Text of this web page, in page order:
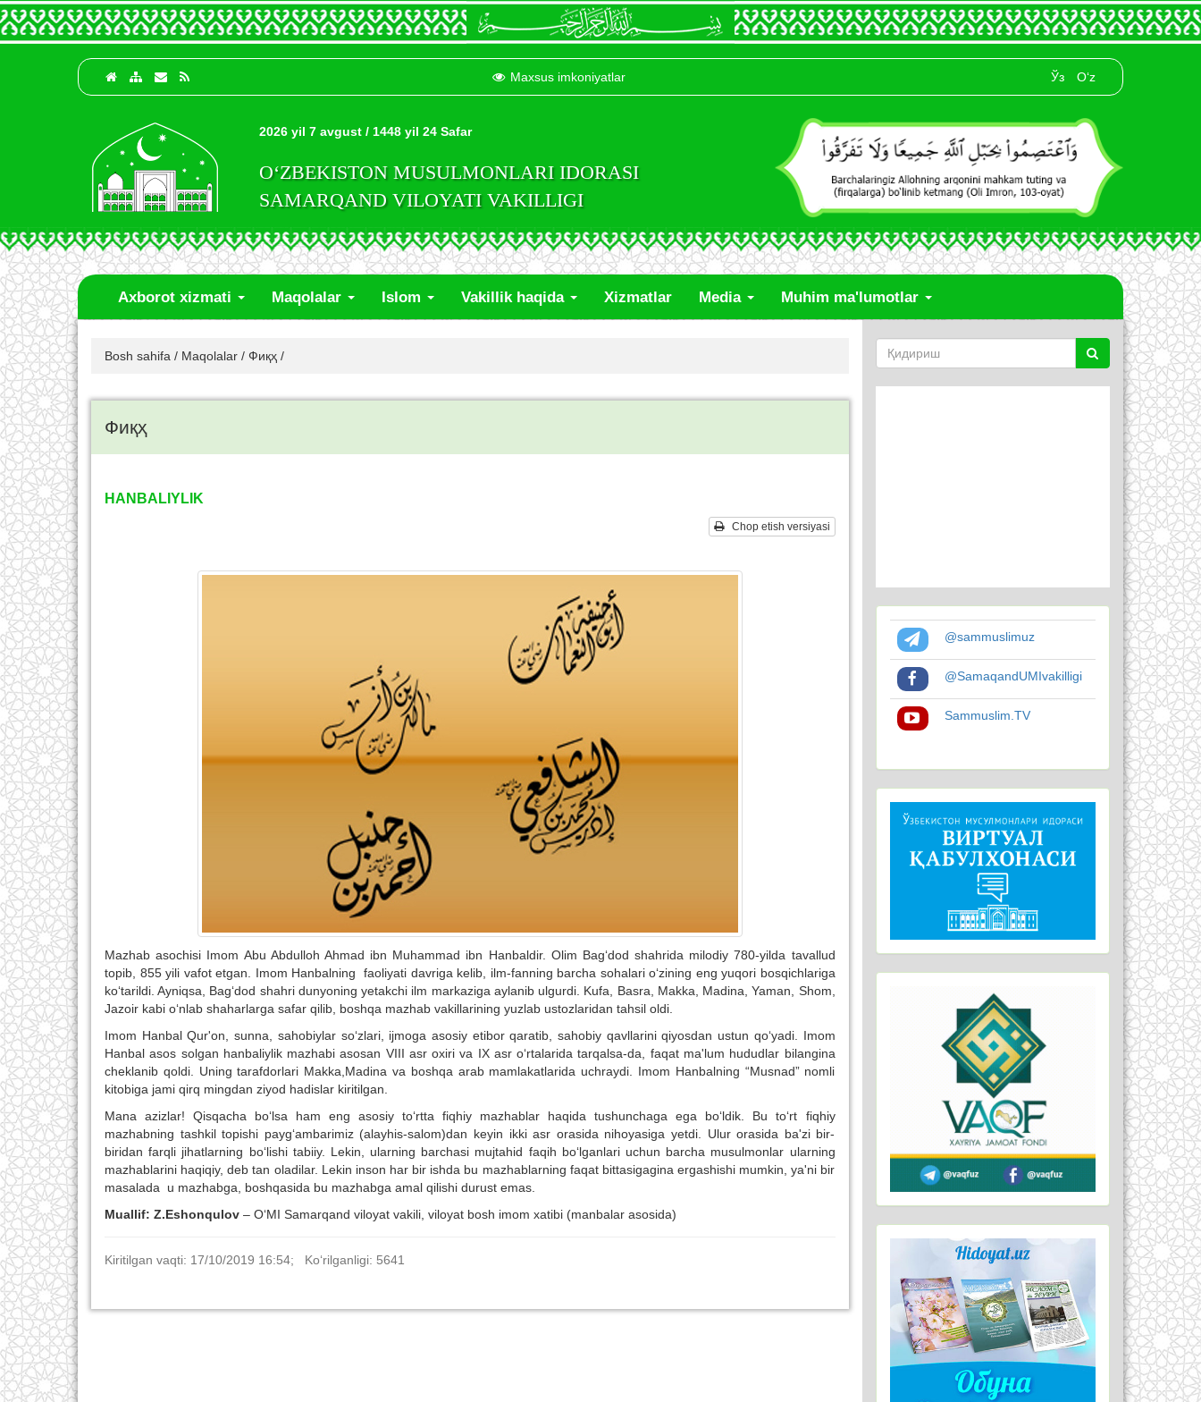
Maxsus imkoniyatlar Ўз O‘z
2026 yil 7 avgust / 1448 yil 24 Safar
O‘ZBEKISTON MUSULMONLARI IDORASI
SAMARQAND VILOYATI VAKILLIGI
Axborot xizmati Maqolalar Islom Vakillik haqida Xizmatlar Media Muhim ma'lumotlar
Bosh sahifa / Maqolalar / Фиқҳ /
Фиқҳ
HANBALIYLIK
Chop etish versiyasi
Mazhab asochisi Imom Abu Abdulloh Ahmad ibn Muhammad ibn Hanbaldir. Olim Bag‘dod shahrida milodiy 780-yilda tavallud
topib, 855 yili vafot etgan. Imom Hanbalning faoliyati davriga kelib, ilm-fanning barcha sohalari o‘zining eng yuqori bosqichlariga
ko‘tarildi. Ayniqsa, Bag‘dod shahri dunyoning yetakchi ilm markaziga aylanib ulgurdi. Kufa, Basra, Makka, Madina, Yaman, Shom,
Jazoir kabi o‘nlab shaharlarga safar qilib, boshqa mazhab vakillarining yuzlab ustozlaridan tahsil oldi.
Imom Hanbal Qur'on, sunna, sahobiylar so‘zlari, ijmoga asosiy etibor qaratib, sahobiy qavllarini qiyosdan ustun qo‘yadi. Imom
Hanbal asos solgan hanbaliylik mazhabi asosan VIII asr oxiri va IX asr o‘rtalarida tarqalsa-da, faqat ma'lum hududlar bilangina
cheklanib qoldi. Uning tarafdorlari Makka,Madina va boshqa arab mamlakatlarida uchraydi. Imom Hanbalning “Musnad” nomli
kitobiga jami qirq mingdan ziyod hadislar kiritilgan.
Mana azizlar! Qisqacha bo‘lsa ham eng asosiy to‘rtta fiqhiy mazhablar haqida tushunchaga ega bo‘ldik. Bu to‘rt fiqhiy
mazhabning tashkil topishi payg‘ambarimiz (alayhis-salom)dan keyin ikki asr orasida nihoyasiga yetdi. Ulur orasida ba'zi bir-
biridan farqli jihatlarning bo‘lishi tabiiy. Lekin, ularning barchasi mujtahid faqih bo‘lganlari uchun barcha musulmonlar ularning
mazhablarini haqiqiy, deb tan oladilar. Lekin inson har bir ishda bu mazhablarning faqat bittasigagina ergashishi mumkin, ya'ni bir
masalada u mazhabga, boshqasida bu mazhabga amal qilishi durust emas.
Muallif: Z.Eshonqulov – O‘MI Samarqand viloyat vakili, viloyat bosh imom xatibi (manbalar asosida)
Kiritilgan vaqti: 17/10/2019 16:54; Ko‘rilganligi: 5641
@sammuslimuz
@SamaqandUMIvakilligi
Sammuslim.TV